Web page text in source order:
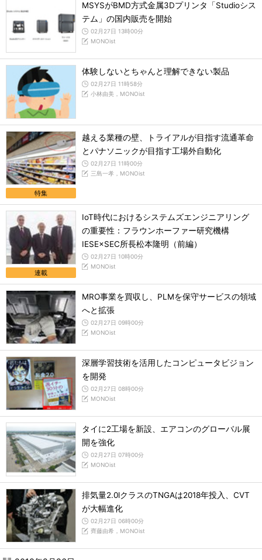
MSYSがBMD方式金属3Dプリンタ「Studioシス
テム」の国内販売を開始
02月27日 13時00分
MONOist
体験しないとちゃんと理解できない製品
02月27日 11時58分
小林由美，MONOist
特集
越える業種の壁、トライアルが目指す流通革命
とパナソニックが目指す工場外自動化
02月27日 11時00分
三島一孝，MONOist
連載
IoT時代におけるシステムズエンジニアリング
の重要性：フラウンホーファー研究機構
IESE×SEC所長松本隆明（前編）
02月27日 10時00分
MONOist
MRO事業を買収し、PLMを保守サービスの領域
へと拡張
02月27日 09時00分
MONOist
深層学習技術を活用したコンピュータビジョン
を開発
02月27日 08時00分
MONOist
タイに2工場を新設、エアコンのグローバル展
開を強化
02月27日 07時00分
MONOist
排気量2.0lクラスのTNGAは2018年投入、CVT
が大幅進化
02月27日 06時00分
齊藤由希，MONOist